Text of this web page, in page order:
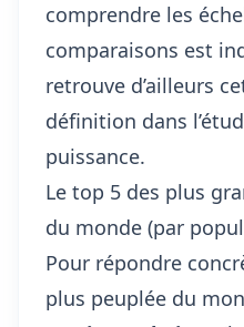
comprendre les
comparaisons est
retrouve d’ailleurs
définition dans
puissance.
Le top 5 des plus
du monde (par
Pour répondre
plus peuplée du